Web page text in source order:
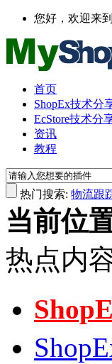
您好，欢迎来
首页
ShopEx技术分
EcStore技术分
资讯
教程
热门搜索: 物流跟
当前位
热点内